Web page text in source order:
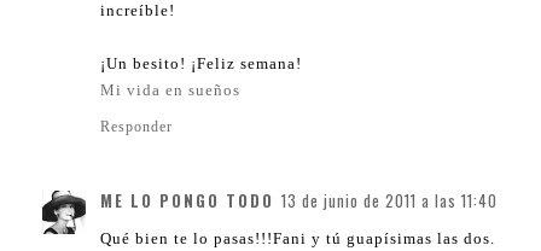
increíble!
¡Un besito! ¡Feliz semana!
Mi vida en sueños
Responder
ME LO PONGO TODO 13 de junio de 2011 a las 11:40
Qué bien te lo pasas!!!Fani y tú guapísimas las dos.